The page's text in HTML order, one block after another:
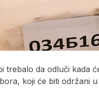
trebalo da odluči kada
koji će biti održani